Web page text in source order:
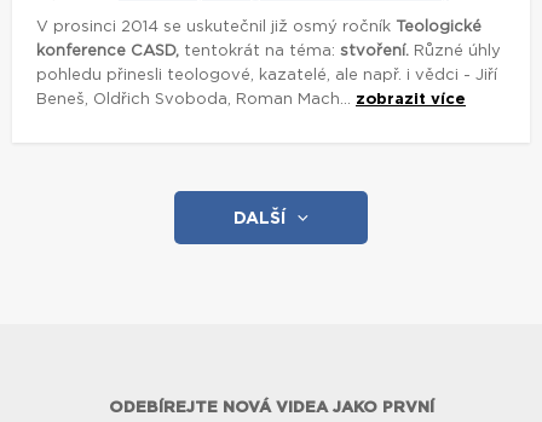
V prosinci 2014 se uskutečnil již osmý ročník
Teologické
konference CASD, tentokrát na téma: stvoření. Různé úhly
pohledu přinesli teologové, kazatelé, ale např. i vědci - Jiří
Beneš, Oldřich Svoboda, Roman Mach... zobrazit více
DALŠÍ
ODEBÍREJTE NOVÁ VIDEA JAKO PRVNÍ